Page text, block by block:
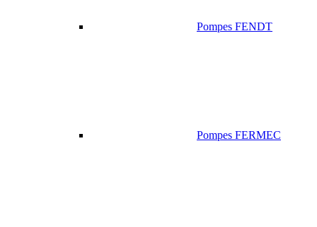
Pompes FENDT
Pompes FERMEC